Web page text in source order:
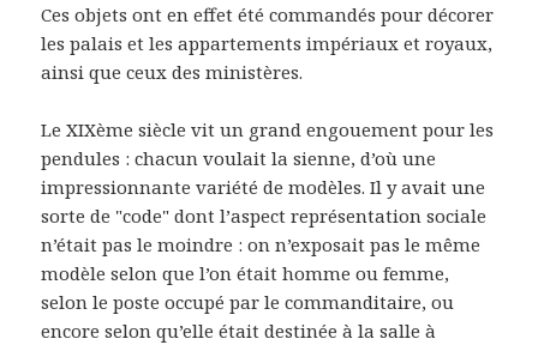
Ces objets ont en effet été commandés pour décorer
les palais et les appartements impériaux et royaux,
ainsi que ceux des ministères.
Le XIXème siècle vit un grand engouement pour les
pendules : chacun voulait la sienne, d’où une
impressionnante variété de modèles. Il y avait une
sorte de "code" dont l’aspect représentation sociale
n’était pas le moindre : on n’exposait pas le même
modèle selon que l’on était homme ou femme,
selon le poste occupé par le commanditaire, ou
encore selon qu’elle était destinée à la salle à